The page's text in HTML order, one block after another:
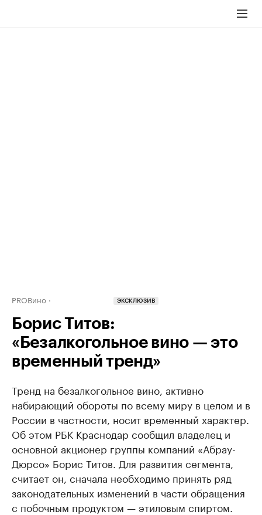
PROВино ЭКСКЛЮЗИВ
Борис Титов:
«Безалкогольное вино — это
временный тренд»
Тренд на безалкогольное вино, активно
набирающий обороты по всему миру в целом и в
России в частности, носит временный характер.
Об этом РБК Краснодар сообщил владелец и
основной акционер группы компаний «Абрау-
Дюрсо» Борис Титов. Для развития сегмента,
считает он, сначала необходимо принять ряд
законодательных изменений в части обращения
с побочным продуктом — этиловым спиртом.